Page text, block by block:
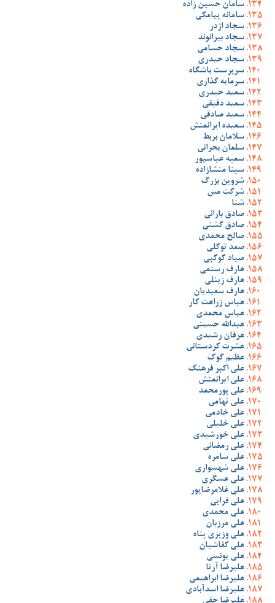
سامان حسین زاده
سامانه پیامکی
سجاد اژدر
سجاد بیرانوند
سجاد حسامی
سجاد حیدری
سرپرست باشگاه
سرمایه گذاری
سعید حیدری
سعید دقیقی
سعید صادقی
سعیده ایرانمنش
سلامان بربط
سلمان بحرانی
سمیه عباسپور
سینا منشازاده
شروین بزرگ
شرکت مس
شنا
صادق بارانی
صادق گشنی
صالح محمدی
صمد توکلی
صیاد کوکبی
عارف رستمی
عارف زینلی
عارف سعیدیان
عباس زراعت کار
عباس محمدی
عبدالله حسینی
عرفان رشیدی
عشرت کردستانی
عظیم گوک
علی اکبر فرهنگ
علی ایرانمنش
علی پورمحمد
علی تهامی
علی خادمی
علی خلیلی
علی خورشیدی
علی رمضانی
علی سامره
علی شهسواری
علی عسگری
علی غلامرضاپور
علی قرایی
علی محمدی
علی مرزبان
علی وزیری پناه
علی کفاشیان
علی یونسی
علیرضا آرتا
علیرضا ابراهیمی
علیرضا اسدآبادی